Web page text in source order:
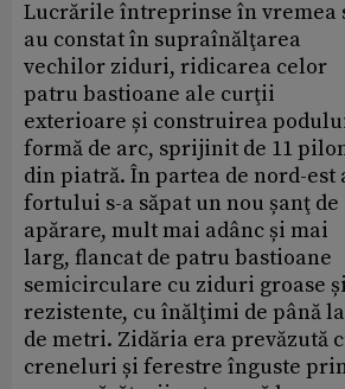
Lucrările întreprinse în vremea
au constat în supraînălţarea
vechilor ziduri, ridicarea celor
patru bastioane ale curţii
exterioare și construirea
formă de arc, sprijinit de 11
din piatră. În partea de nord-est
fortului s-a săpat un nou șanţ de
apărare, mult mai adânc și mai
larg, flancat de patru bastioane
semicirculare cu ziduri groase și
rezistente, cu înălţimi de până
de metri. Zidăria era prevăzută
creneluri și ferestre înguste